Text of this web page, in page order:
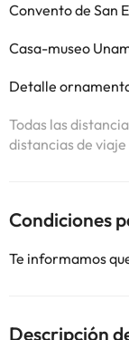
Convento de San
Casa-museo
Detalle
Todas las
distancias de
Condiciones
Te informamos
Descripción